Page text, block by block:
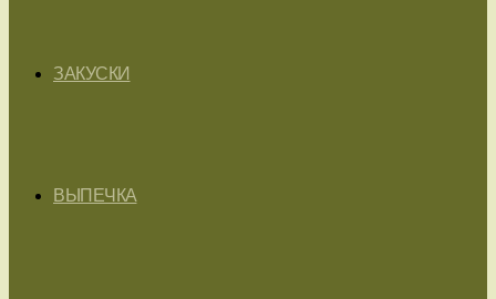
ЗАКУСКИ
ВЫПЕЧКА